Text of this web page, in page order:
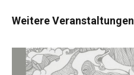
Weitere Veranstaltungen